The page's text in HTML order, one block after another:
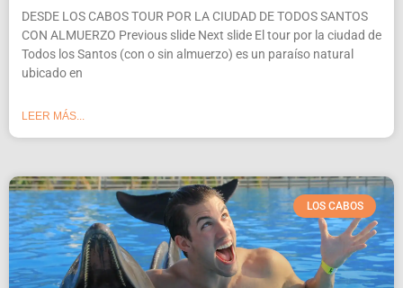
DESDE LOS CABOS TOUR POR LA CIUDAD DE TODOS SANTOS
CON ALMUERZO Previous slide Next slide El tour por la ciudad de
Todos los Santos (con o sin almuerzo) es un paraíso natural
ubicado en
LEER MÁS...
LOS CABOS